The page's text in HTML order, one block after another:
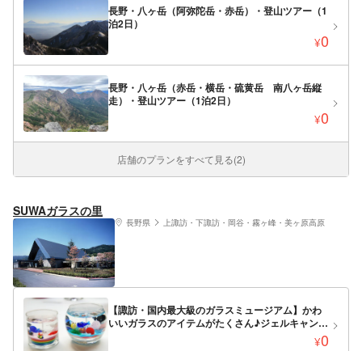
長野・八ヶ岳（阿弥陀岳・赤岳）・登山ツアー（1
泊2日）
¥0
長野・八ヶ岳（赤岳・横岳・硫黄岳 南八ヶ岳縦
走）・登山ツアー（1泊2日）
¥0
店舗のプランをすべて見る(2)
SUWAガラスの里
長野県 上諏訪・下諏訪・岡谷・霧ヶ峰・美ヶ原高原
【諏訪・国内最大級のガラスミュージアム】かわ
いいガラスのアイテムがたくさん♪ジェルキャンド
¥0